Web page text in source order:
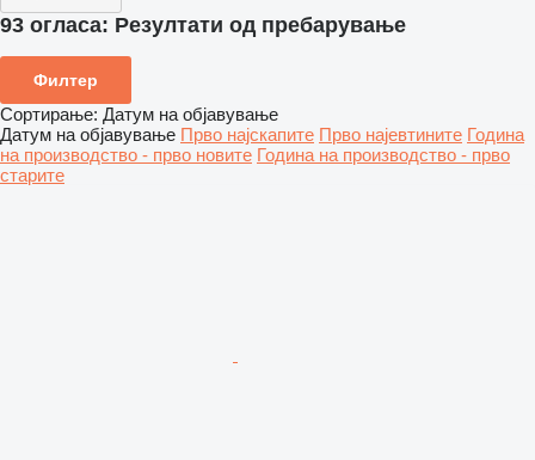
93 огласа: Резултати од пребарување
Филтер
Сортирање: Датум на објавување
Датум на објавување Прво најскапите Прво најевтините Година
на производство - прво новите Година на производство - прво
старите